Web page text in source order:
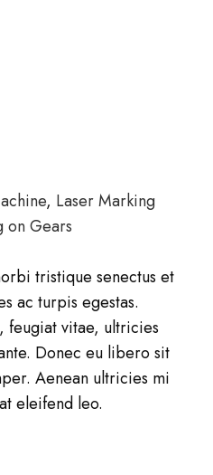
, Laser Marking
on Gears
tristique senectus et
ac turpis egestas.
feugiat vitae, ultricies
Donec eu libero sit
Aenean ultricies mi
eleifend leo.